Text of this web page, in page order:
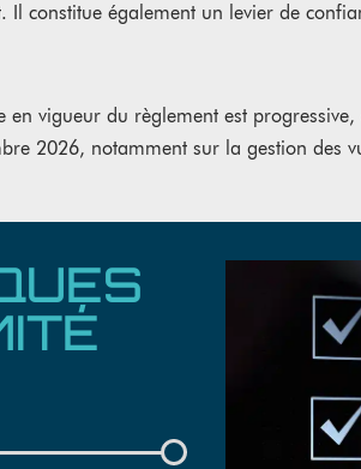
Il constitue également un levier de
en vigueur du règlement est
2026, notamment sur la gestion des